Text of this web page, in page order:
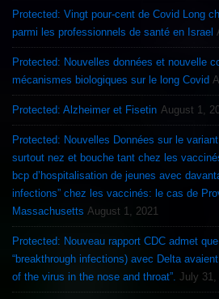
Protected: Vingt pour-cent de Covid Long
parmi les professionnels de santé en Israel
Protected: Nouvelles données et nouvelle
mécanismes biologiques sur le long Covid
Protected: Alzheimer et Fisetin August 1,
Protected: Nouvelles Données sur le
surtout nez et bouche tant chez les
bcp d’hospitalisation de jeunes avec
infections” chez les vaccinés: le cas de
Massachusetts August 1, 2021
Protected: Nouveau rapport CDC admet
“breakthrough infections) avec Delta
of the virus in the nose and throat”. July 31,